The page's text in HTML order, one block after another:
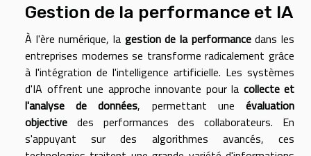
Gestion de la performance et IA
À l'ère numérique, la gestion de la performancedans les
entreprises modernes se transforme radicalement grâce
à l'intégration de l'intelligence artificielle. Les systèmes
d'IA offrent une approche innovante pour la collecte et
l'analyse de données, permettant uneévaluation
objective des performances des collaborateurs. En
s'appuyant sur des algorithmes avancés, ces